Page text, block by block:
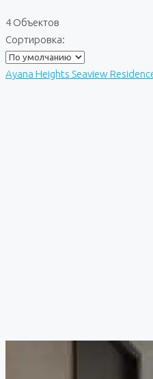
4 Объектов
Сортировка:
Ayana Heights Seaview